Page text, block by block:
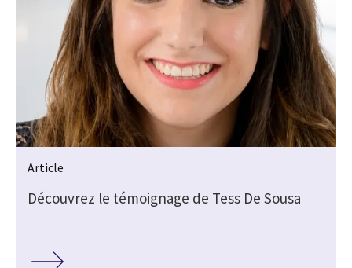
Article
Découvrez le témoignage de Tess De Sousa